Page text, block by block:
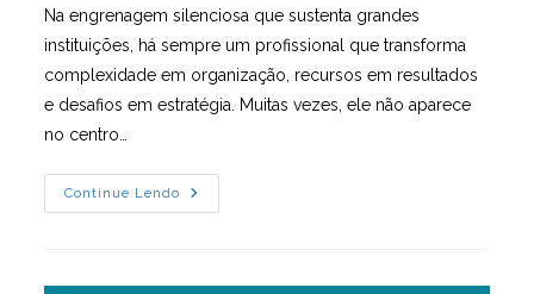
Na engrenagem silenciosa que sustenta grandes
instituições, há sempre um profissional que transforma
complexidade em organização, recursos em resultados
e desafios em estratégia. Muitas vezes, ele não aparece
no centro…
Continue Lendo
A
Unidade